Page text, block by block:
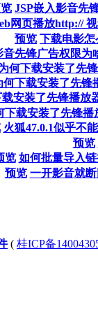
JSP嵌入影音先
网页播放http://
预览 下载电影
音先锋广告权限为
何下载安装了先
何下载安装了先锋
安装了先锋播放
下载安装了先锋播
火狐47.0.1似乎不
预览
览 如何批量导入
预览 一开影音就
( 桂ICP备